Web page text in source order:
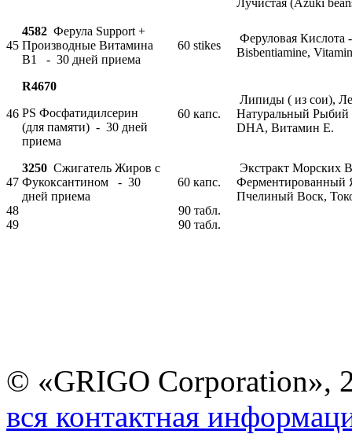
45
4582 Ферула Support +
Производные Витамина
B1 - 30 дней приема
60 stikes
Феруловая Кислота
Bisbentiamine,
46
R4670
PS Фосфатидилсерин
(для памяти) - 30 дней
приема
60 капс.
Липиды ( из сои),
Натуральный
DHA, Витамин E.
47
3250 Сжигатель Жиров с
Фукоксантином - 30
дней приема
60 капс.
Экстракт Морских
Ферментированный
Пчелиный Воск,
48
90 табл.
49
90 табл.
© «GRIGO Corporation»,
вся контактная